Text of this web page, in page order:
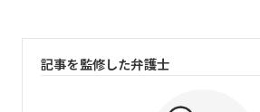
記事を監修した弁護士